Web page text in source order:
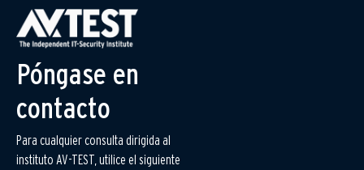
Póngase en
contacto
Para cualquier consulta dirigida al
instituto AV-TEST, utilice el siguiente